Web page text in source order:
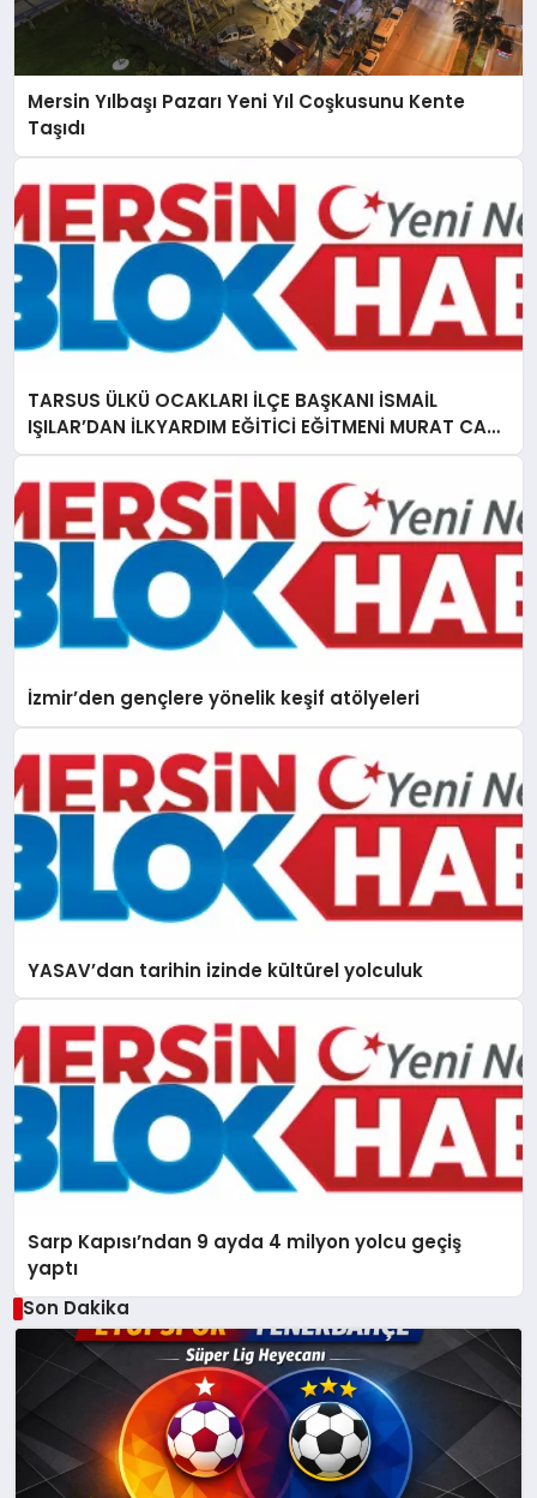
Mersin Yılbaşı Pazarı Yeni Yıl Coşkusunu Kente
Taşıdı
TARSUS ÜLKÜ OCAKLARI İLÇE BAŞKANI İSMAİL
IŞILAR’DAN İLKYARDIM EĞİTİCİ EĞİTMENİ MURAT CAN
FİDAN’A ZİYARET
İzmir’den gençlere yönelik keşif atölyeleri
YASAV’dan tarihin izinde kültürel yolculuk
Sarp Kapısı’ndan 9 ayda 4 milyon yolcu geçiş
yaptı
Son Dakika